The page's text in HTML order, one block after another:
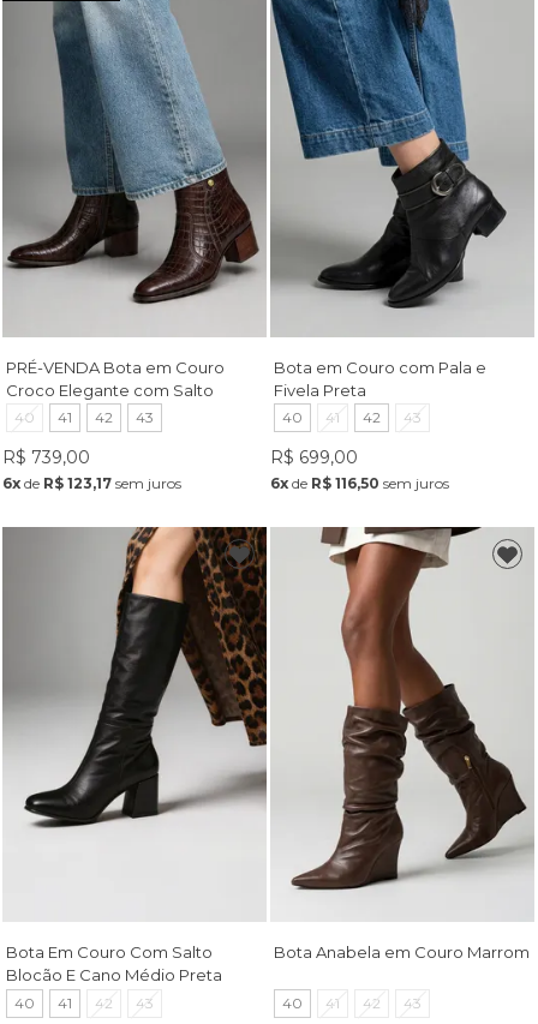
PRÉ-VENDA Bota em Couro
Croco Elegante com Salto
Bloco Café
40 41 42 43
R$ 739,00
6xde R$ 123,17sem juros
Bota em Couro com Pala e
Fivela Preta
40 41 42 43
R$ 699,00
6x de R$ 116,50 sem juros
Bota Em Couro Com Salto
Blocão E Cano Médio Preta
40 41 42 43
Bota Anabela em Couro Marrom
40 41 42 43